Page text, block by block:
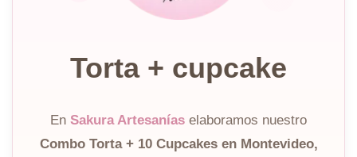
Torta + cupcake
En Sakura Artesanías elaboramos nuestro
Combo Torta + 10 Cupcakes en Montevideo,